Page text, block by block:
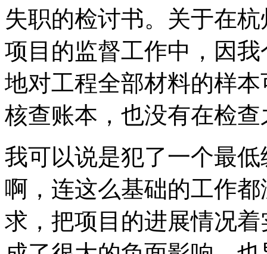
失职的检讨书。关于在
项目的监督工作中，因
地对工程全部材料的样
核查账本，也没有在检
我可以说是犯了一个最
啊，连这么基础的工作
求，把项目的进展情况